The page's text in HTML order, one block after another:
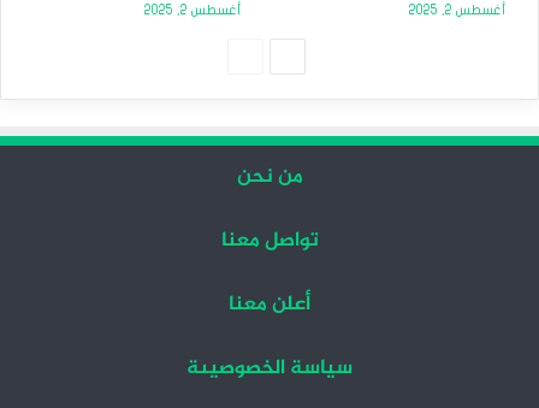
أغسطس 2, 2025 أغسطس 2, 2025
من نحن
تواصل معنا
أعلن معنا
سياسة الخصوصيىة